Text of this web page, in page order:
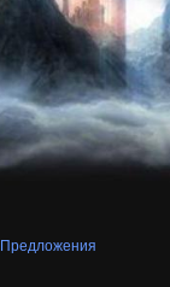
Предложения